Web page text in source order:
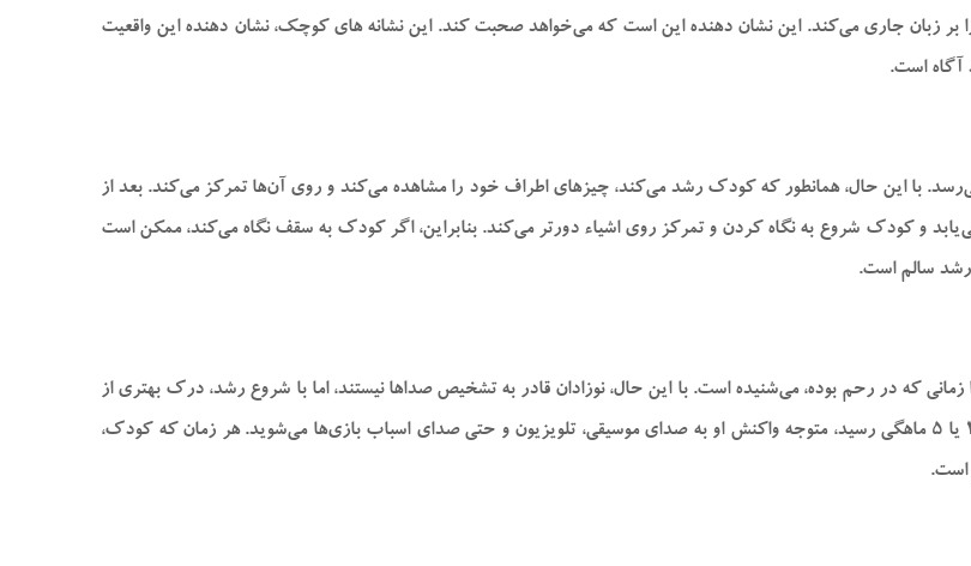
زبان جاری می‌کند. این نشان دهنده این است که می‌خواهد صحبت کند. این نشانه‌ های کوچک، نشان دهنده این واقعیت
است.
با این حال، همانطور که کودک رشد می‌کند، چیز‌های اطراف خود را مشاهده می‌کند و روی آن‌ها تمرکز می‌کند. بعد از
به تدریج افزایش می‌یابد و کودک شروع به نگاه کردن و تمرکز روی‌ اشیاء دورتر می‌کند. بنابراین، اگر کودک به سقف نگاه می‌کند، ممکن است
سالم است.
که در رحم بوده، می‌شنیده است. با این حال، نوزادان قادر به تشخیص صدا‌ها نیستند، اما با شروع رشد، درک بهتری از
صدا‌های مختلف اطراف خود پیدا می‌کنند. بعد از اینکه کودک سالم به سن ۴ یا ۵ ماهگی رسید، متوجه واکنش او به صدای موسیقی، تلویزیون و حتی صدای اسباب بازی‌ها می‌شوید. هر زمان که کودک،
است.